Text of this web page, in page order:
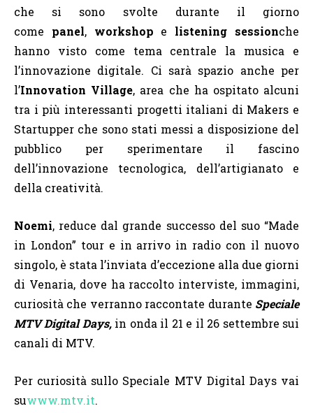
che si sono svolte durante il giorno
come panel, workshop e listening sessionche
hanno visto come tema centrale la musica e
l’innovazione digitale. Ci sarà spazio anche per
l’Innovation Village, area che ha ospitato alcuni
tra i più interessanti progetti italiani di Makers e
Startupper che sono stati messi a disposizione del
pubblico per sperimentare il fascino
dell’innovazione tecnologica, dell’artigianato e
della creatività.
Noemi, reduce dal grande successo del suo “Made
in London” tour e in arrivo in radio con il nuovo
singolo, è stata l’inviata d’eccezione alla due giorni
di Venaria, dove ha raccolto interviste, immagini,
curiosità che verranno raccontate durante Speciale
MTV Digital Days, in onda il 21 e il 26 settembre sui
canali di MTV.
Per curiosità sullo Speciale MTV Digital Days vai
suwww.mtv.it.